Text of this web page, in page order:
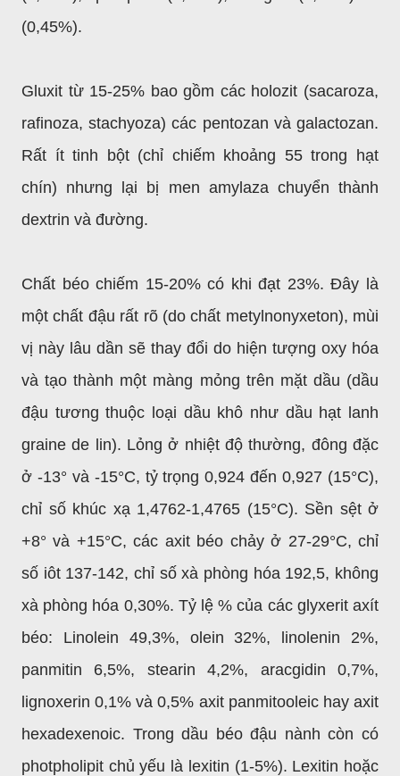
(0,45%).
Gluxit từ 15-25% bao gồm các holozit (sacaroza,
rafinoza, stachyoza) các pentozan và galactozan.
Rất ít tinh bột (chỉ chiếm khoảng 55 trong hạt
chín) nhưng lại bị men amylaza chuyển thành
dextrin và đường.
Chất béo chiếm 15-20% có khi đạt 23%. Đây là
một chất đậu rất rõ (do chất metylnonyxeton), mùi
vị này lâu dần sẽ thay đổi do hiện tượng oxy hóa
và tạo thành một màng mỏng trên mặt dầu (dầu
đậu tương thuộc loại dầu khô như dầu hạt lanh
graine de lin). Lỏng ở nhiệt độ thường, đông đặc
ở -13° và -15°C, tỷ trọng 0,924 đến 0,927 (15°C),
chỉ số khúc xạ 1,4762-1,4765 (15°C). Sền sệt ở
+8° và +15°C, các axit béo chảy ở 27-29°C, chỉ
số iôt 137-142, chỉ số xà phòng hóa 192,5, không
xà phòng hóa 0,30%. Tỷ lệ % của các glyxerit axít
béo: Linolein 49,3%, olein 32%, linolenin 2%,
panmitin 6,5%, stearin 4,2%, aracgidin 0,7%,
lignoxerin 0,1% và 0,5% axit panmitooleic hay axit
hexadexenoic. Trong dầu béo đậu nành còn có
photpholipit chủ yếu là lexitin (1-5%). Lexitin hoặc